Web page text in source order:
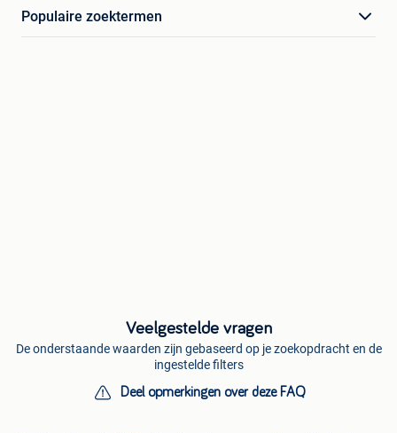
Populaire zoektermen
Veelgestelde vragen
De onderstaande waarden zijn gebaseerd op je zoekopdracht en de
ingestelde filters
Deel opmerkingen over deze FAQ